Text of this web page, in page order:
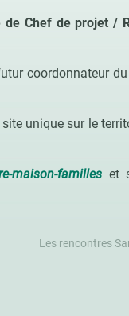
Chef de projet /
coordonnateur
unique sur le
maison-familleset
Les rencontres